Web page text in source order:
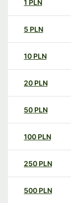
1 PLN
5 PLN
10 PLN
20 PLN
50 PLN
100 PLN
250 PLN
500 PLN